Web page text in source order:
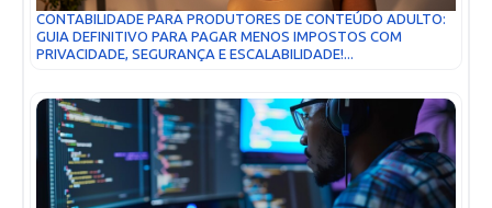
CONTABILIDADE PARA PRODUTORES DE CONTEÚDO ADULTO:
GUIA DEFINITIVO PARA PAGAR MENOS IMPOSTOS COM
PRIVACIDADE, SEGURANÇA E ESCALABILIDADE!...